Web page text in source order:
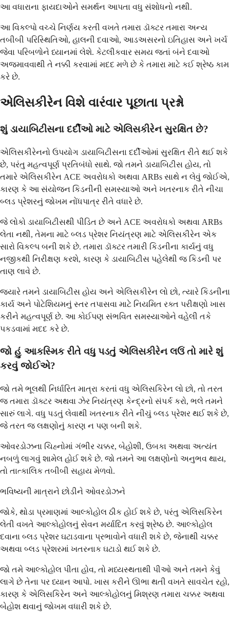
આ વધારાના ફાયદાઓને સમર્થન આપતા વધુ સંશોધનો નથી.
આ વિકલ્પો વચ્ચે નિર્ણય કરતી વખતે તમારા ડૉક્ટર તમારા અન્ય
તબીબી પરિસ્થિતિઓ, હાલની દવાઓ, આડઅસરનો ઇતિહાસ અને ખર્ચ
જેવા પરિબળોને ધ્યાનમાં લેશે. કેટલીકવાર સમય જતાં બંને દવાઓ
અજમાવવાથી તે નક્કી કરવામાં મદદ મળે છે કે તમારા માટે કઈ શ્રેષ્ઠ કામ
કરે છે.
એલિસકીરેન વિશે વારંવાર પૂછાતા પ્રશ્નો
શું ડાયાબિટીસના દર્દીઓ માટે એલિસકીરેન સુરક્ષિત છે?
એલિસકીરેનનો ઉપયોગ ડાયાબિટીસના દર્દીઓમાં સુરક્ષિત રીતે થઈ શકે
છે, પરંતુ મહત્વપૂર્ણ પ્રતિબંધો સાથે. જો તમને ડાયાબિટીસ હોય, તો
તમારે એલિસકીરેન ACE અવરોધકો અથવા ARBs સાથે ન લેવું જોઈએ,
કારણ કે આ સંયોજન કિડનીની સમસ્યાઓ અને ખતરનાક રીતે નીચા
બ્લડ પ્રેશરનું જોખમ નોંધપાત્ર રીતે વધારે છે.
જે લોકો ડાયાબિટીસથી પીડિત છે અને ACE અવરોધકો અથવા ARBs
લેતા નથી, તેમના માટે બ્લડ પ્રેશર નિયંત્રણ માટે એલિસકીરેન એક
સારો વિકલ્પ બની શકે છે. તમારા ડૉક્ટર તમારી કિડનીના કાર્યનું વધુ
નજીકથી નિરીક્ષણ કરશે, કારણ કે ડાયાબિટીસ પહેલેથી જ કિડની પર
તાણ લાવે છે.
જ્યારે તમને ડાયાબિટીસ હોય અને એલિસકીરેન લો છો, ત્યારે કિડનીના
કાર્ય અને પોટેશિયમનું સ્તર તપાસવા માટે નિયમિત રક્ત પરીક્ષણો ખાસ
કરીને મહત્વપૂર્ણ છે. આ કોઈપણ સંભવિત સમસ્યાઓને વહેલી તકે
પકડવામાં મદદ કરે છે.
જો હું આકસ્મિક રીતે વધુ પડતું એલિસકીરેન લઉં તો મારે શું
કરવું જોઈએ?
જો તમે ભૂલથી નિર્ધારિત માત્રા કરતાં વધુ એલિસકિરેન લો છો, તો તરત
જ તમારા ડૉક્ટર અથવા ઝેર નિયંત્રણ કેન્દ્રનો સંપર્ક કરો, ભલે તમને
સારું લાગે. વધુ પડતું લેવાથી ખતરનાક રીતે નીચું બ્લડ પ્રેશર થઈ શકે છે,
જે તરત જ લક્ષણોનું કારણ ન પણ બની શકે.
ઓવરડોઝના ચિહ્નોમાં ગંભીર ચક્કર, બેહોશી, ઉબકા અથવા અત્યંત
નબળું લાગવું શામેલ હોઈ શકે છે. જો તમને આ લક્ષણોનો અનુભવ થાય,
તો તાત્કાલિક તબીબી સહાય મેળવો.
ભવિષ્યની માત્રાને છોડીને ઓવરડોઝને
જોકે, થોડા પ્રમાણમાં આલ્કોહોલ ઠીક હોઈ શકે છે, પરંતુ એલિસકિરેન
લેતી વખતે આલ્કોહોલનું સેવન મર્યાદિત કરવું શ્રેષ્ઠ છે. આલ્કોહોલ
દવાના બ્લડ પ્રેશર ઘટાડવાના પ્રભાવોને વધારી શકે છે, જેનાથી ચક્કર
અથવા બ્લડ પ્રેશરમાં ખતરનાક ઘટાડો થઈ શકે છે.
જો તમે આલ્કોહોલ પીતા હોવ, તો મધ્યસ્થતાથી પીઓ અને તમને કેવું
લાગે છે તેના પર ધ્યાન આપો. ખાસ કરીને ઊભા થતી વખતે સાવચેત રહો,
કારણ કે એલિસકિરેન અને આલ્કોહોલનું મિશ્રણ તમારા ચક્કર અથવા
બેહોશ થવાનું જોખમ વધારી શકે છે.